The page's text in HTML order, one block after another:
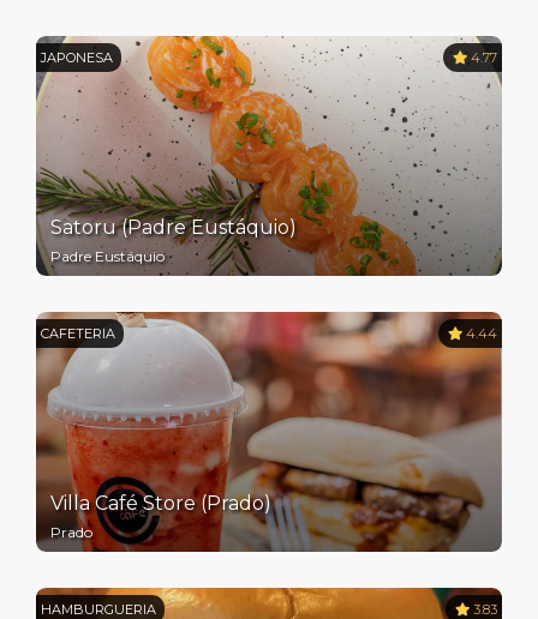
JAPONESA 4.77
Satoru (Padre Eustáquio)
Padre Eustáquio
CAFETERIA 4.44
Villa Café Store (Prado)
Prado
HAMBURGUERIA 3.83